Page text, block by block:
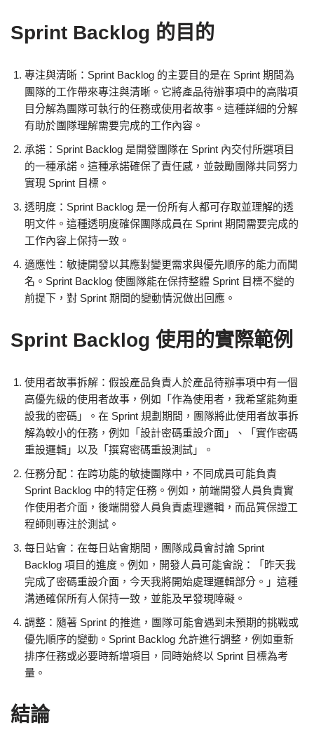
Sprint Backlog 的目的
專注與清晰：Sprint Backlog 的主要目的是在 Sprint 期間為
團隊的工作帶來專注與清晰。它將產品待辦事項中的高階項
目分解為團隊可執行的任務或使用者故事。這種詳細的分解
有助於團隊理解需要完成的工作內容。
承諾：Sprint Backlog 是開發團隊在 Sprint 內交付所選項目
的一種承諾。這種承諾確保了責任感，並鼓勵團隊共同努力
實現 Sprint 目標。
透明度：Sprint Backlog 是一份所有人都可存取並理解的透
明文件。這種透明度確保團隊成員在 Sprint 期間需要完成的
工作內容上保持一致。
適應性：敏捷開發以其應對變更需求與優先順序的能力而聞
名。Sprint Backlog 使團隊能在保持整體 Sprint 目標不變的
前提下，對 Sprint 期間的變動情況做出回應。
Sprint Backlog 使用的實際範例
使用者故事拆解：假設產品負責人於產品待辦事項中有一個
高優先級的使用者故事，例如「作為使用者，我希望能夠重
設我的密碼」。在 Sprint 規劃期間，團隊將此使用者故事拆
解為較小的任務，例如「設計密碼重設介面」、「實作密碼
重設邏輯」以及「撰寫密碼重設測試」。
任務分配：在跨功能的敏捷團隊中，不同成員可能負責
Sprint Backlog 中的特定任務。例如，前端開發人員負責實
作使用者介面，後端開發人員負責處理邏輯，而品質保證工
程師則專注於測試。
每日站會：在每日站會期間，團隊成員會討論 Sprint
Backlog 項目的進度。例如，開發人員可能會說：「昨天我
完成了密碼重設介面，今天我將開始處理邏輯部分。」這種
溝通確保所有人保持一致，並能及早發現障礙。
調整：隨著 Sprint 的推進，團隊可能會遇到未預期的挑戰或
優先順序的變動。Sprint Backlog 允許進行調整，例如重新
排序任務或必要時新增項目，同時始終以 Sprint 目標為考
量。
結論